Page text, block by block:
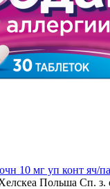
10 мг уп конт яч/
Польша Сп. з.